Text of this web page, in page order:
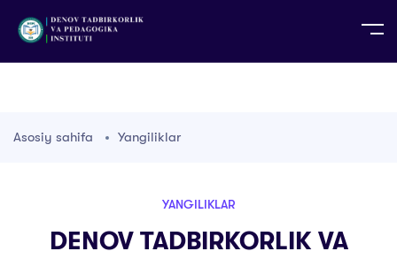
TG TR
Asosiy sahifa Yangiliklar
YANGILIKLAR
DENOV TADBIRKORLIK VA